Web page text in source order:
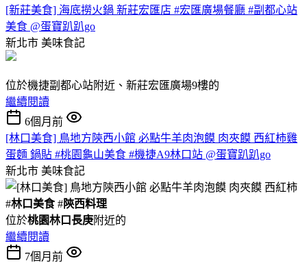
[新莊美食] 海底撈火鍋 新莊宏匯店 #宏匯廣場餐廳 #副都心站
美食 @蛋寶趴趴go
新北市 美味食記
位於機捷副都心站附近、新莊宏匯廣場9樓的
繼續閱讀
6個月前
[林口美食] 鳥地方陝西小館 必點牛羊肉泡饃 肉夾饃 西紅柿雞
蛋麵 鍋貼 #桃園龜山美食 #機捷A9林口站 @蛋寶趴趴go
新北市 美味食記
#林口美食#陝西料理
位於桃園林口長庚附近的
繼續閱讀
7個月前